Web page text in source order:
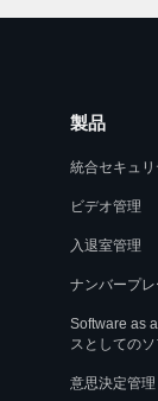
製品
統合セキュリ
ビデオ管理
入退室管理
ナンバープ
Software as
スとしての
意思決定管理